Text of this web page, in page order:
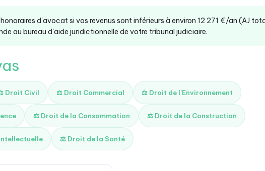
d'avocat si vos revenus sont inférieurs à environ 12 271 €/an (AJ
au bureau d'aide juridictionnelle de votre tribunal judiciaire.
Droit Civil ⚖️ Droit Commercial ⚖️ Droit de l'Environnement
⚖️ Droit de la Consommation ⚖️ Droit de la Construction
⚖️ Droit de la Santé